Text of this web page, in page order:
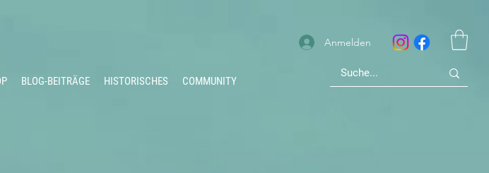
BLOG-BEITRÄGE HISTORISCHES COMMUNITY
Anmelden